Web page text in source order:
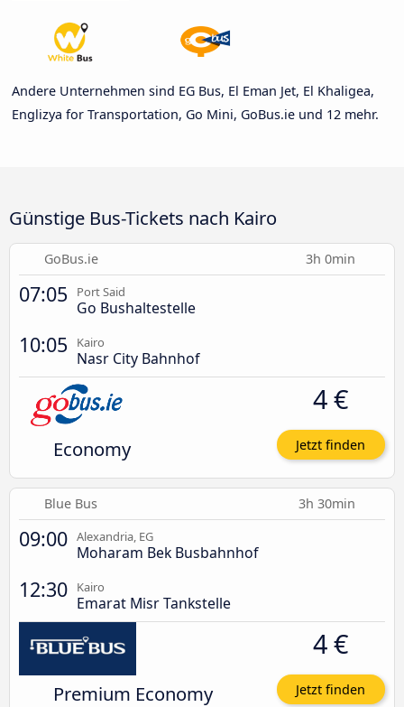
Andere Unternehmen sind EG Bus, El Eman Jet, El Khaligea,
Englizya for Transportation, Go Mini, GoBus.ie und 12 mehr.
Günstige Bus-Tickets nach Kairo
GoBus.ie 3h 0min
07:05 Port Said
Go Bushaltestelle
10:05 Kairo
Nasr City Bahnhof
Economy
4 €
Jetzt finden
Blue Bus 3h 30min
09:00 Alexandria, EG
Moharam Bek Busbahnhof
12:30 Kairo
Emarat Misr Tankstelle
Premium Economy
4 €
Jetzt finden